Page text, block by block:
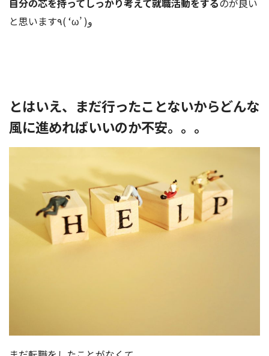
自分の芯を持ってしっかり考えて就職活動をするのが良い
と思います٩( ‘ω’ )و
とはいえ、まだ行ったことないからどんな
風に進めればいいのか不安。。。